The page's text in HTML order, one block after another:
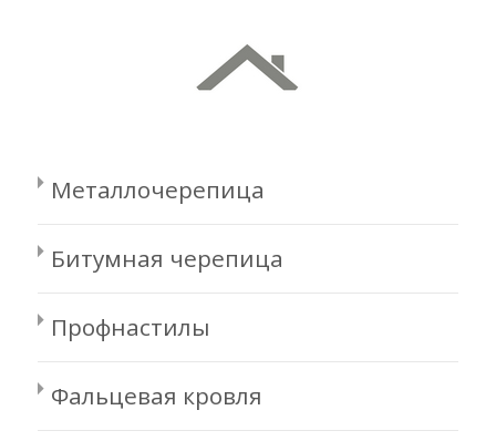
Металлочерепица
Битумная черепица
Профнастилы
Фальцевая кровля